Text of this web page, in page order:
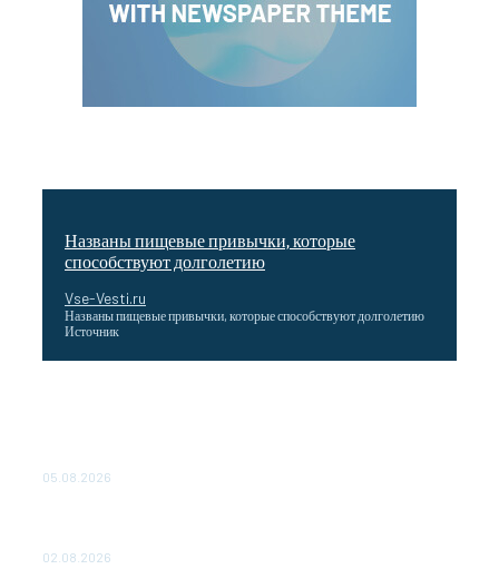
Названы пищевые привычки, которые
способствуют долголетию
Vse-Vesti.ru
Названы пищевые привычки, которые способствуют долголетию
Источник
05.08.2026
02.08.2026